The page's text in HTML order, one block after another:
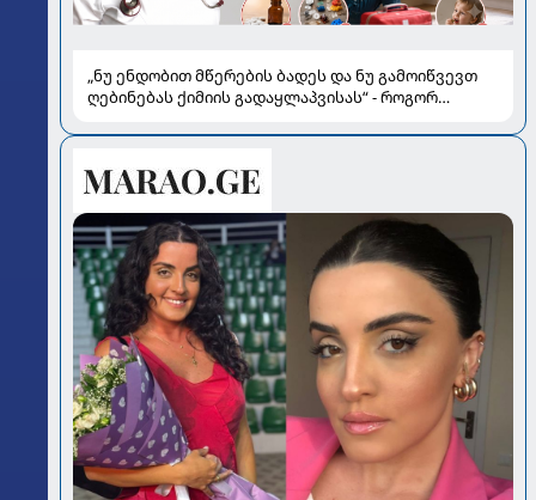
„ნუ ენდობით მწერების ბადეს და ნუ გამოიწვევთ
ღებინებას ქიმიის გადაყლაპვისას“ - როგორ
სალომე ახვლედიანის რჩევები